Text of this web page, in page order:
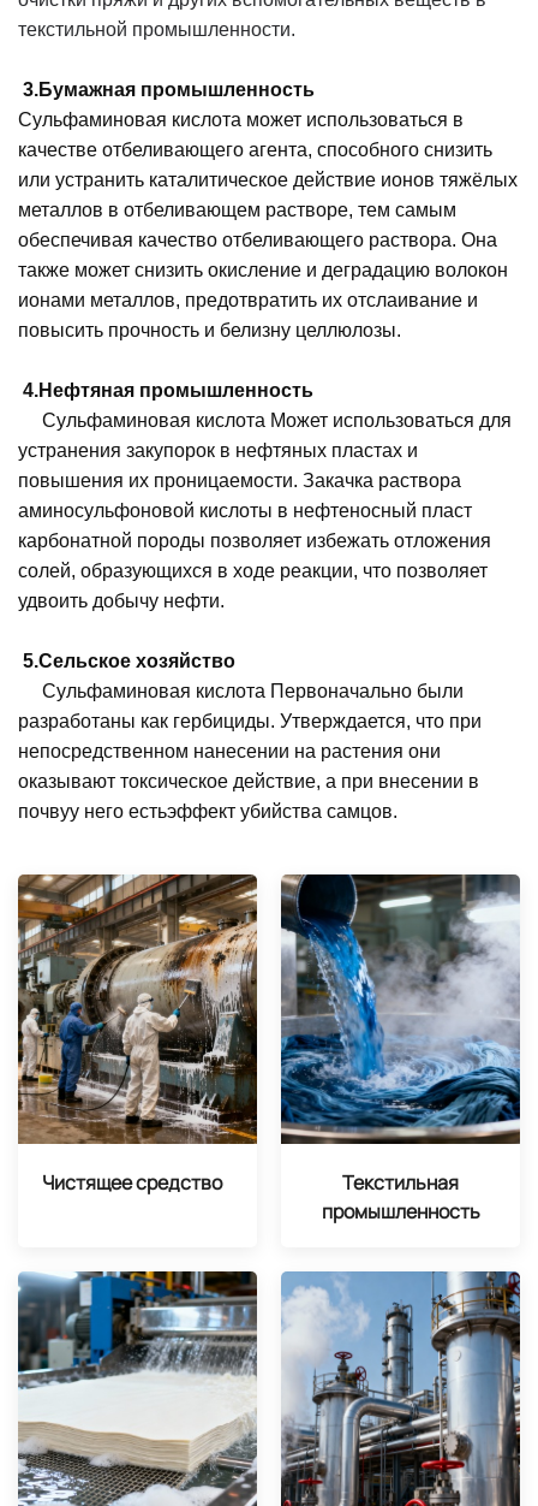
текстильной промышленности.
3.Бумажная промышленность
Сульфаминовая кислота может использоваться в
качестве отбеливающего агента, способного снизить
или устранить каталитическое действие ионов тяжёлых
металлов в отбеливающем растворе, тем самым
обеспечивая качество отбеливающего раствора. Она
также может снизить окисление и деградацию волокон
ионами металлов, предотвратить их отслаивание и
повысить прочность и белизну целлюлозы.
4.Нефтяная промышленность
Сульфаминовая кислота Может использоваться для
устранения закупорок в нефтяных пластах и ​​
повышения их проницаемости. Закачка раствора
аминосульфоновой кислоты в нефтеносный пласт
карбонатной породы позволяет избежать отложения
солей, образующихся в ходе реакции, что позволяет
удвоить добычу нефти.
5.Сельское хозяйство
Сульфаминовая кислота Первоначально были
разработаны как гербициды. Утверждается, что при
непосредственном нанесении на растения они
оказывают токсическое действие, а при внесении в
почвуу него естьэффект убийства самцов.
Чистящее средство
Текстильная
промышленность